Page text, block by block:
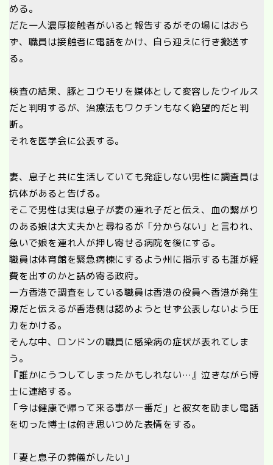
める。
だた一人濃厚接触者がいると報告するがその場にはおら
ず、職員は接触者に電話をかけ、自ら迎えに行き搬送す
る。
検査の結果、豚とコウモリを媒体として変容したウイルス
だと判明するが、治療法もワクチンもなく絶望的だと判
断。
それを医学会に公表する。
妻、息子と共に生活していても発症しない男性に調査員は
抗体があると告げる。
そこで男性は実は息子が妻の連れ子だと伝え、血の繋がり
のある娘は大丈夫かと尋ねるが「分からない」と言われ、
急いで娘を連れ人が押し寄せる病院を後にする。
職員は体育館を緊急病棟にするよう州に指示するも誰が経
費を出すのかと詰め寄る政府。
一方香港で調査をしている職員は香港の役員へ香港が発生
源だと伝えるが香港側は認めようとせず公表しないよう圧
力をかける。
そんな中、ロンドンの職員に感染病の症状が表れてしま
う。
『誰かにうつしてしまったかもしれない…』泣きながら博
士に連絡する。
「今は健康で帰って来る事が一番だ」と彼女を励まし電話
を切った博士は俯き思いつめた表情をする。
「妻と息子の葬儀がしたい」